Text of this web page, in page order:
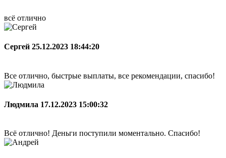
всё отлично
Сергей 25.12.2023 18:44:20
Все отлично, быстрые выплаты, все рекомендации, спасибо!
Людмила 17.12.2023 15:00:32
Всё отлично! Деньги поступили моментально. Спасибо!